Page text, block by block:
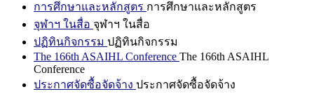
การศึกษาและหลักสูตร การศึกษาและหลักสูตร
จุฬาฯ ในสื่อ จุฬาฯ ในสื่อ
ปฏิทินกิจกรรม ปฏิทินกิจกรรม
The 166th ASAIHL Conference The 166th ASAIHL
Conference
ประกาศจัดซื้อจัดจ้าง ประกาศจัดซื้อจัดจ้าง